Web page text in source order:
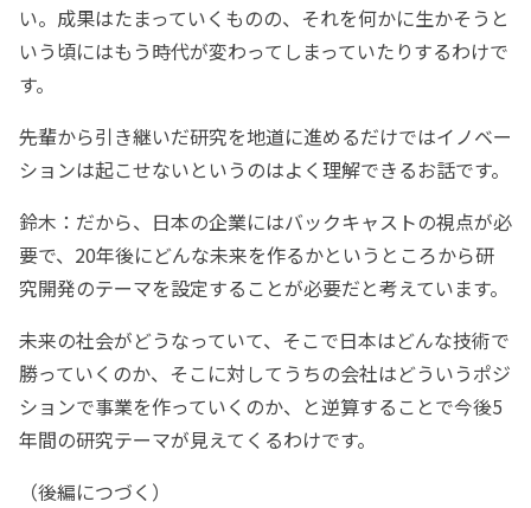
い。成果はたまっていくものの、それを何かに生かそうと
いう頃にはもう時代が変わってしまっていたりするわけで
す。
――先輩から引き継いだ研究を地道に進めるだけではイノベー
ションは起こせないというのはよく理解できるお話です。
鈴木：だから、日本の企業にはバックキャストの視点が必
要で、20年後にどんな未来を作るかというところから研
究開発のテーマを設定することが必要だと考えています。
未来の社会がどうなっていて、そこで日本はどんな技術で
勝っていくのか、そこに対してうちの会社はどういうポジ
ションで事業を作っていくのか、と逆算することで今後5
年間の研究テーマが見えてくるわけです。
（後編につづく）